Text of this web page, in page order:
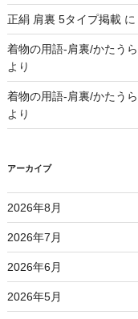
正絹 肩裏 5タイプ掲載に
着物の用語-肩裏/かたうら
より
着物の用語-肩裏/かたうら
より
アーカイブ
2026年8月
2026年7月
2026年6月
2026年5月